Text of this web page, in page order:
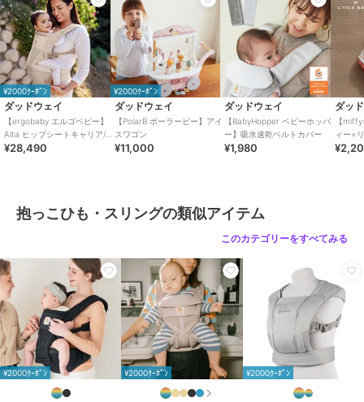
【お手入れ方法】
ヒップシートから芯材を取り出し、洗濯機（洗濯ネット使用）でお手
入れ可能です。 芯材は固く絞ったぬれタオル等で拭いてください。
取扱説明書の保証規定に基づき、1年間の製品保証をいたします。
保証期間中にユーザー登録をしていただくことで、保証期間が2年間
に延長されます。
SG認証製品 国際股関節異形成協会(IHDI)認定製品
■取扱説明書に従い正しく使用してください。
■本製品は首がすわった生後4カ月以上のお子さまが対象です。
ブランド ダッドウェイ
ショップ ダッドウェイ
商品カテゴリ ベビー用品・おもちゃ ／抱っこ
ひも・スリング
性別タイプ
ボーイズ
¥2000ｸｰﾎﾟﾝ
ダッドウェイ
【ergobaby エルゴベビー】
Alta ヒップシートキャリア/ナ
チュラルベージュ
¥28,490
¥2000ｸｰﾎﾟﾝ
ダッドウェイ
【PolarB ポーラービー】アイ
スワゴン
¥11,000
ダッドウェイ
【BabyHopper ベビーホッパ
ー】吸水速乾ベルトカバー
¥1,980
ダッ
【
ィー×
ドゥー
抱っこひも・スリングの類似アイテム
このカテゴリーをすべてみる
¥2000ｸｰﾎﾟﾝ ¥2000ｸｰﾎﾟﾝ ¥2000ｸｰﾎﾟﾝ